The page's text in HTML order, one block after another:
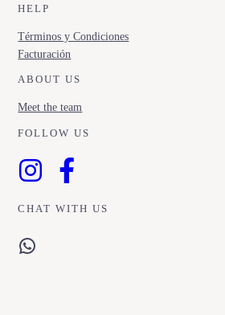
HELP
Términos y Condiciones
Facturación
ABOUT US
Meet the team
FOLLOW US
CHAT WITH US
WhatsApp